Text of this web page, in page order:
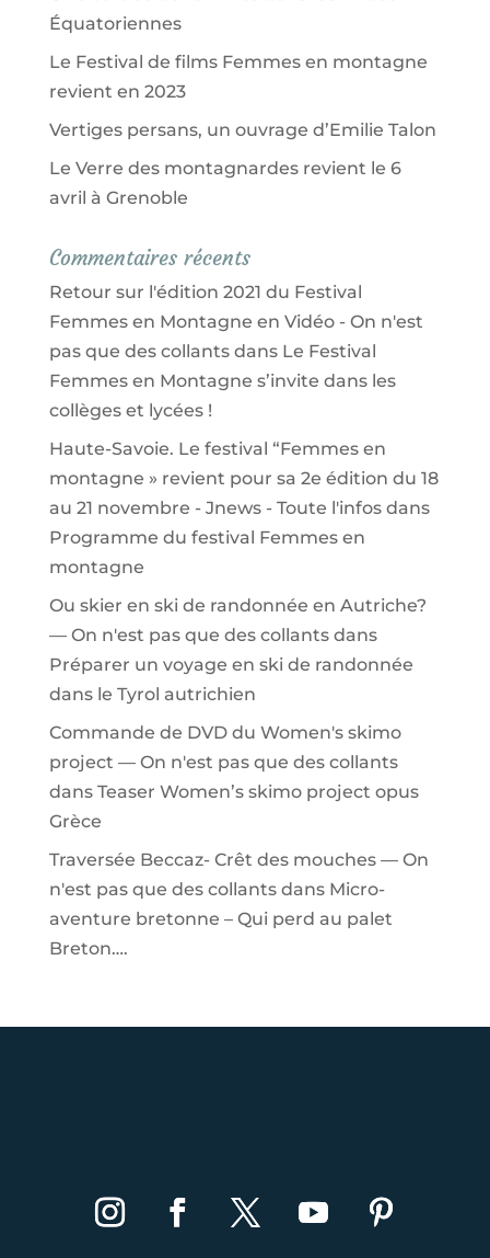
Équatoriennes
Le Festival de films Femmes en montagne
revient en 2023
Vertiges persans, un ouvrage d’Emilie Talon
Le Verre des montagnardes revient le 6
avril à Grenoble
Commentaires récents
Retour sur l'édition 2021 du Festival
Femmes en Montagne en Vidéo - On n'est
pas que des collantsdans Le Festival
Femmes en Montagne s’invite dans les
collèges et lycées !
Haute-Savoie. Le festival “Femmes en
montagne » revient pour sa 2e édition du 18
au 21 novembre - Jnews - Toute l'infosdans
Programme du festival Femmes en
montagne
Ou skier en ski de randonnée en Autriche?
— On n'est pas que des collantsdans
Préparer un voyage en ski de randonnée
dans le Tyrol autrichien
Commande de DVD du Women's skimo
project — On n'est pas que des collants
dans Teaser Women’s skimo project opus
Grèce
Traversée Beccaz- Crêt des mouches — On
n'est pas que des collantsdans Micro-
aventure bretonne – Qui perd au palet
Breton….